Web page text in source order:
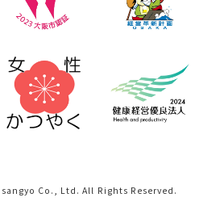
Co., Ltd. All Rights Reserved.